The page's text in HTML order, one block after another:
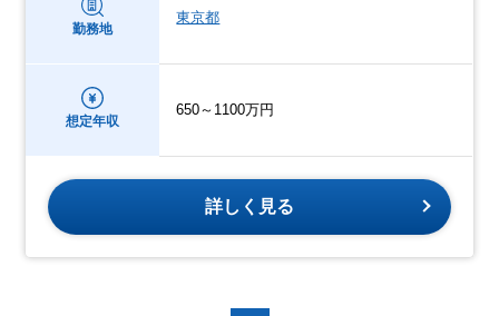
勤務地
東京都
想定年収
650～1100万円
詳しく見る